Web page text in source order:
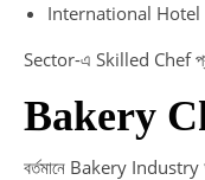
International Hotel
Sector-এ Skilled Chef
Bakery
বর্তমানে Bakery Industry